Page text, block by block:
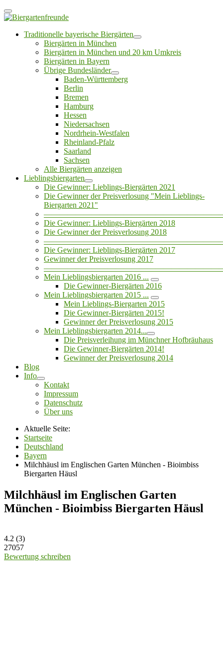
Traditionelle bayerische Biergärten
Biergärten in München
Biergärten in München und 20 km Umkreis
Biergärten in Bayern
Übrige Bundesländer
Baden-Württemberg
Berlin
Bremen
Hamburg
Hessen
Niedersachsen
Nordrhein-Westfalen
Rheinland-Pfalz
Saarland
Sachsen
Alle Biergärten anzeigen
Lieblingsbiergarten
Die Gewinner: Lieblings-Biergärten 2021
Die Gewinner der Preisverlosung "Mein Lieblings-
Biergarten 2021"
Die Gewinner: Lieblings-Biergärten 2018
Die Gewinner der Preisverlosung 2018
Die Gewinner: Lieblings-Biergärten 2017
Gewinner der Preisverlosung 2017
Mein Lieblingsbiergarten 2016 ...
Die Gewinner-Biergärten 2016
Mein Lieblingsbiergarten 2015 ...
Mein Lieblings-Biergarten 2015
Die Gewinner-Biergärten 2015!
Gewinner der Preisverlosung 2015
Mein Lieblingsbiergarten 2014...
Die Preisverleihung im Münchner Hofbräuhaus
Die Gewinner-Biergärten 2014!
Gewinner der Preisverlosung 2014
Blog
Info
Kontakt
Impressum
Datenschutz
Über uns
Aktuelle Seite:
Startseite
Deutschland
Bayern
Milchhäusl im Englischen Garten München - Bioimbiss
Biergarten Häusl
Milchhäusl im Englischen Garten
München - Bioimbiss Biergarten Häusl
4.2 (3)
27057
Bewertung schreiben